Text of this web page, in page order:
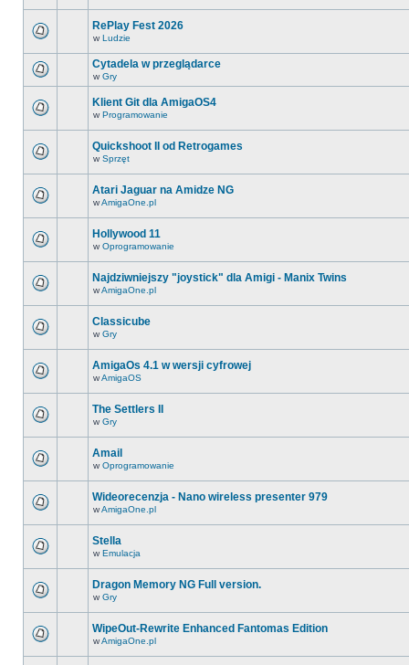
RePlay Fest 2026
w Ludzie
Cytadela w przeglądarce
w Gry
Klient Git dla AmigaOS4
w Programowanie
Quickshoot II od Retrogames
w Sprzęt
Atari Jaguar na Amidze NG
wAmigaOne.pl
Hollywood 11
w Oprogramowanie
Najdziwniejszy "joystick" dla Amigi - Manix Twins
wAmigaOne.pl
Classicube
w Gry
AmigaOs 4.1 w wersji cyfrowej
wAmigaOS
The Settlers II
w Gry
Amail
w Oprogramowanie
Wideorecenzja - Nano wireless presenter 979
wAmigaOne.pl
Stella
w Emulacja
Dragon Memory NG Full version.
w Gry
WipeOut-Rewrite Enhanced Fantomas Edition
wAmigaOne.pl